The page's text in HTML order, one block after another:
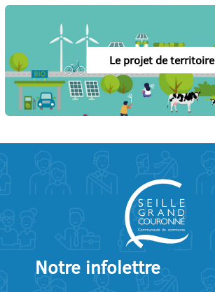
Le projet de territoire
Notre infolettre